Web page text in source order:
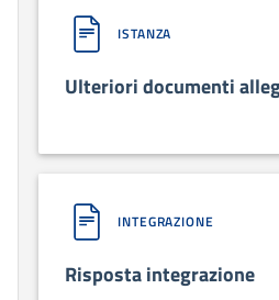
ISTANZA
Ulteriori documenti
INTEGRAZIONE
Risposta integrazione